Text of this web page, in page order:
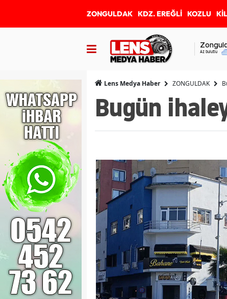
ZONGULDAK KDZ. EREĞLİ KOZLU
Az bulutlu
Lens Medya Haber ZONGULDAK
Bugün